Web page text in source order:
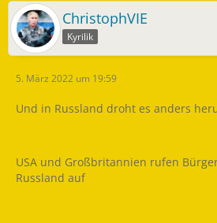
ChristophVIE
Kyrilik
5. März 2022 um 19:59
Und in Russland droht es anders
USA und Großbritannien rufen
Russland auf